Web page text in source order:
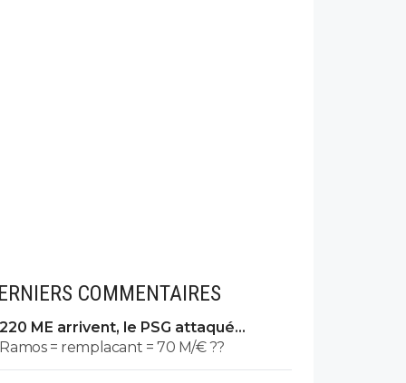
COMMENTAIRES
220 ME arrivent, le PSG attaqué
comme jamais
Ramos = remplacant = 70 M/€ ??